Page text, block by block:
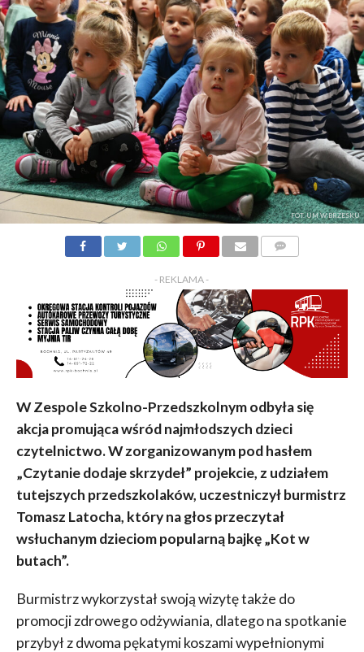
FOT. UM W BRZESKU
- REKLAMA -
W Zespole Szkolno-Przedszkolnym odbyła się
akcja promująca wśród najmłodszych dzieci
czytelnictwo. W zorganizowanym pod hasłem
„Czytanie dodaje skrzydeł” projekcie, z udziałem
tutejszych przedszkolaków, uczestniczył burmistrz
Tomasz Latocha, który na głos przeczytał
wsłuchanym dzieciom popularną bajkę „Kot w
butach”.
Burmistrz wykorzystał swoją wizytę także do
promocji zdrowego odżywiania, dlatego na spotkanie
przybył z dwoma pękatymi koszami wypełnionymi